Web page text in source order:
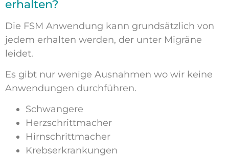
erhalten?
Die FSM Anwendung kann grundsätzlich von
jedem erhalten werden, der unter Migräne
leidet.
Es gibt nur wenige Ausnahmen wo wir keine
Anwendungen durchführen.
Schwangere
Herzschrittmacher
Hirnschrittmacher
Krebserkrankungen